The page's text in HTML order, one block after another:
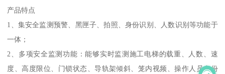
产品特点
1、集安全监测预警、黑匣子、拍照、身份识别、人数识别等功能于
一体；
2、多项安全监测功能：能够实时监测施工电梯的载重、人数、速
度、高度限位、门锁状态、导轨架倾斜、笼内视频、操作人员身份